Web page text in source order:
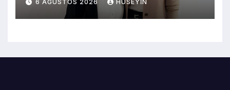
Bırakmayacağız’
6 AĞUSTOS 2026 HÜSEYIN